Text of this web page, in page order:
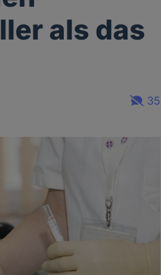
als das
35